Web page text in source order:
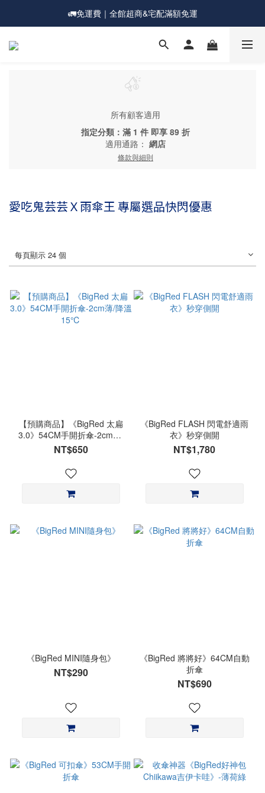
💰新會員送購物金現折$50
🚛免運費｜全館超商&宅配滿額免運
💰新會員送購物金現折$50
所有顧客適用
指定分類：滿 1 件 即享 89 折
適用通路： 網店
條款與細則
愛吃鬼芸芸Ｘ雨傘王 專屬選品快閃優惠
每頁顯示 24 個
【預購商品】《BigRed 太扁
3.0》54CM手開折傘-2cm薄/
降溫15℃
NT$650
《BigRed FLASH 閃電舒適雨
衣》秒穿側開
NT$1,780
《BigRed MINI隨身包》
NT$290
《BigRed 將將好》64CM自動
折傘
NT$690